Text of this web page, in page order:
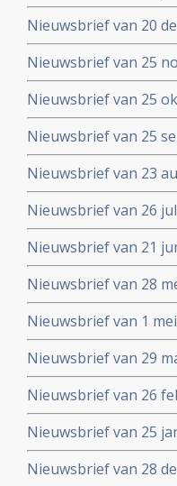
Nieuwsbrief van 20
Nieuwsbrief van 25
Nieuwsbrief van 25
Nieuwsbrief van 25
Nieuwsbrief van 23
Nieuwsbrief van 26
Nieuwsbrief van 21
Nieuwsbrief van 28
Nieuwsbrief van 1
Nieuwsbrief van 29
Nieuwsbrief van 26
Nieuwsbrief van 25
Nieuwsbrief van 28